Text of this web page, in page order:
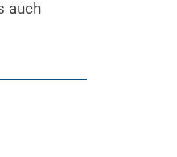
auch